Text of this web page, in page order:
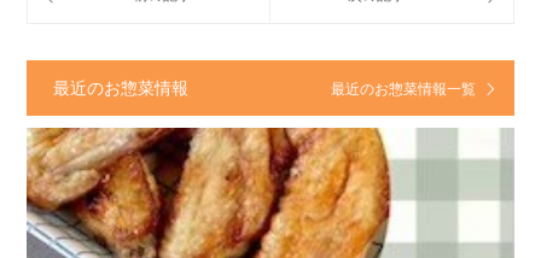
最近のお惣菜情報 最近のお惣菜情報一覧